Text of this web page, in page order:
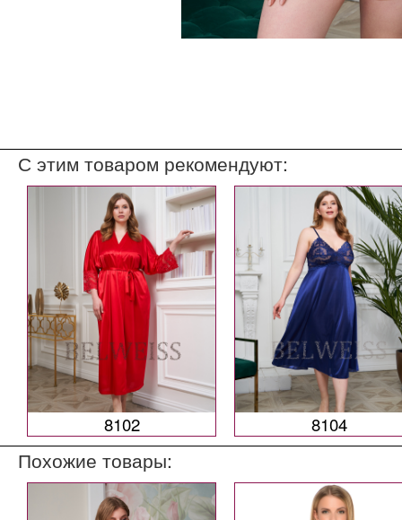
С этим товаром рекомендуют:
8102 8104
Похожие товары: